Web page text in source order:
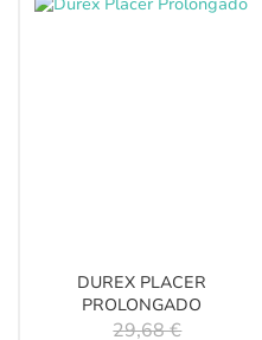
DUREX PLACER
PROLONGADO
29,68 €